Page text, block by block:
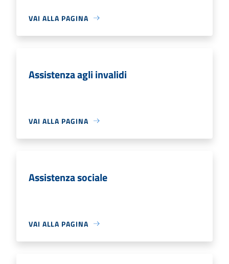
VAI ALLA PAGINA
Assistenza agli invalidi
VAI ALLA PAGINA
Assistenza sociale
VAI ALLA PAGINA